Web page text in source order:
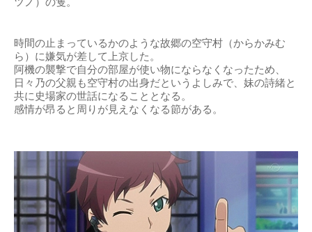
時間の止まっているかのような故郷の空守村（からかみむ
ら）に嫌気が差して上京した。
阿機の襲撃で自分の部屋が使い物にならなくなったため、
日々乃の父親も空守村の出身だというよしみで、妹の詩緒と
共に史場家の世話になることとなる。
感情が昂ると周りが見えなくなる節がある。